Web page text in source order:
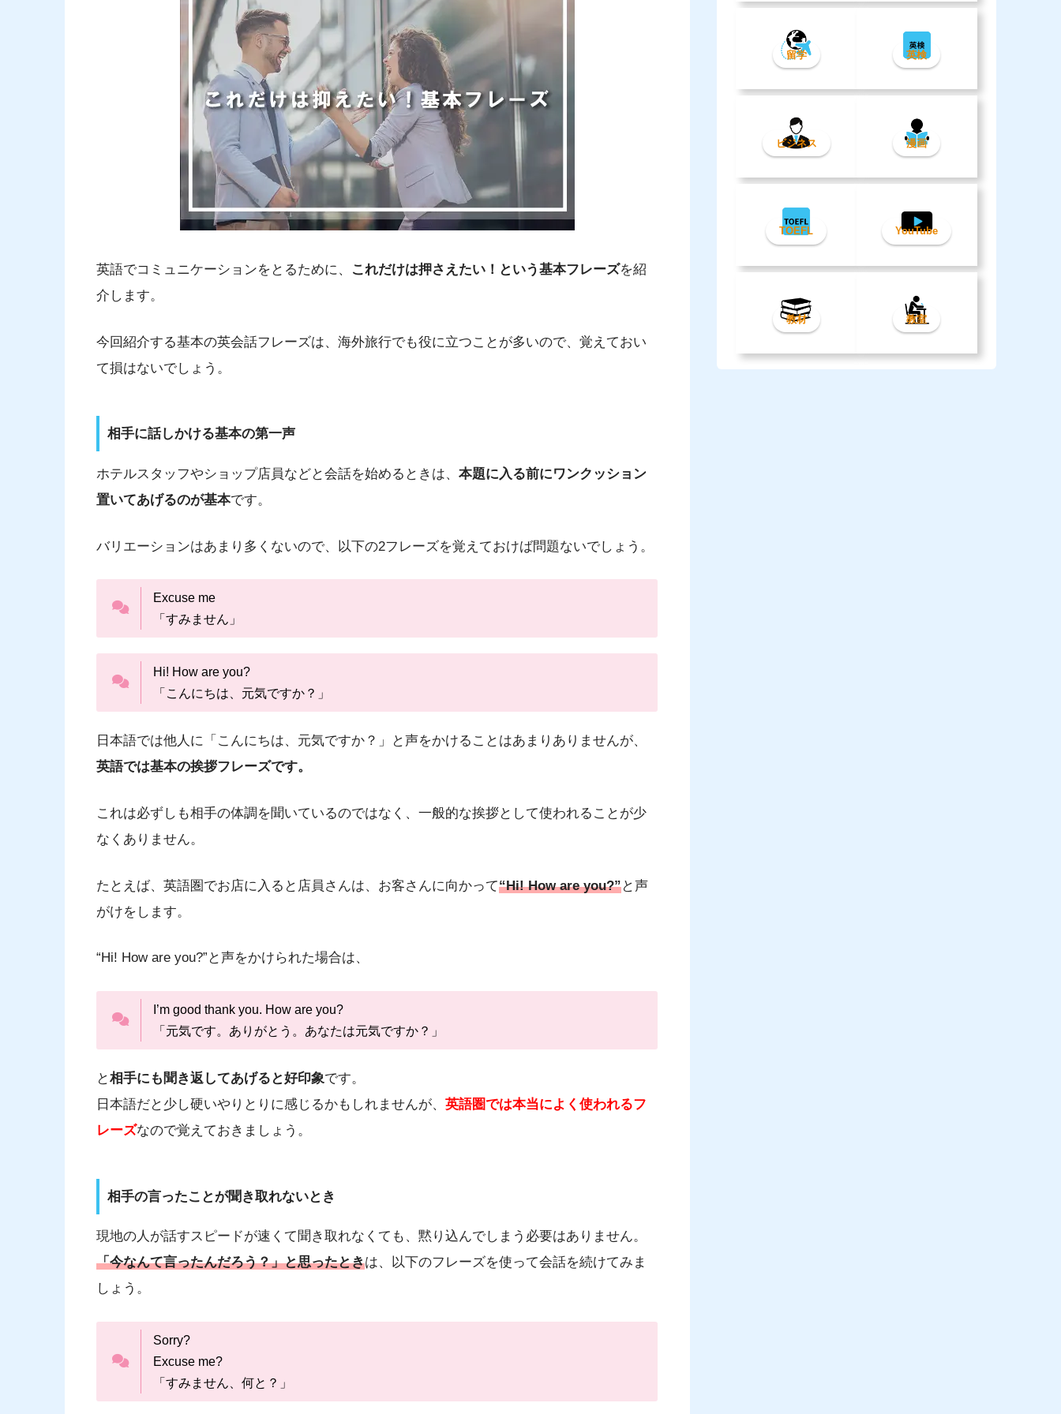
英語でコミュニケーションをとるために、 これだけは押さえたい！という基本フレーズを紹
介します。
今回紹介する基本の英会話フレーズは、海外旅行でも役に立つことが多いので、覚えておい
て損はないでしょう。
相手に話しかける基本の第一声
ホテルスタッフやショップ店員などと会話を始めるときは、 本題に入る前にワンクッション
置いてあげるのが基本です。
バリエーションはあまり多くないので、以下の2フレーズを覚えておけば問題ないでしょう。
Excuse me
「すみません」
Hi! How are you?
「こんにちは、元気ですか？」
日本語では他人に「こんにちは、元気ですか？」と声をかけることはあまりありませんが、
英語では基本の挨拶フレーズです。
これは必ずしも相手の体調を聞いているのではなく、一般的な挨拶として使われることが少
なくありません。
たとえば、英語圏でお店に入ると店員さんは、お客さんに向かって“Hi! How are you?”と声
がけをします。
“Hi! How are you?”と声をかけられた場合は、
I’m good thank you. How are you?
「元気です。ありがとう。あなたは元気ですか？」
と相手にも聞き返してあげると好印象です。
日本語だと少し硬いやりとりに感じるかもしれませんが、 英語圏では本当によく使われるフ
レーズなので覚えておきましょう。
相手の言ったことが聞き取れないとき
現地の人が話すスピードが速くて聞き取れなくても、黙り込んでしまう必要はありません。
「今なんて言ったんだろう？」と思ったときは、以下のフレーズを使って会話を続けてみま
しょう。
Sorry?
Excuse me?
「すみません、何と？」
留学 英検
ビジネス 漫画
TOEFL YouTube
教材 教室